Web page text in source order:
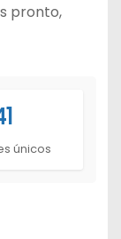
pronto,
únicos